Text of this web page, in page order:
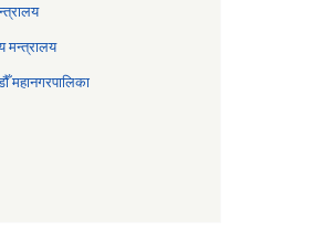
मन्त्रालय
महानगरपालिका